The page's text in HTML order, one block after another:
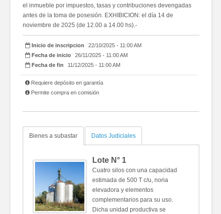
el inmueble por impuestos, tasas y contribuciones devengadas
antes de la toma de posesión. EXHIBICION: el día 14 de
noviembre de 2025 (de 12.00 a 14.00 hs).-
Inicio de inscripcion
22/10/2025 - 11:00 AM
Fecha de inicio
26/11/2025 - 11:00 AM
Fecha de fin
11/12/2025 - 11:00 AM
Requiere depósito en garantía
Permite compra en comisión
Bienes a subastar Datos Judiciales
Lote N° 1
Cuatro silos con una capacidad
estimada de 500 T c/u, noria
elevadora y elementos
complementarios para su uso.
Dicha unidad productiva se